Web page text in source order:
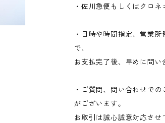
・佐川急便もしくはクロネ
・日時や時間指定、営業
で、
お支払完了後、早めに問い
・ご質問、問い合わせで
がございます。
お取引は誠心誠意対応さ